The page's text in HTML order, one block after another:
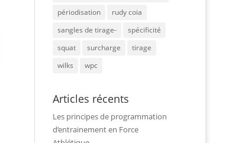
périodisation
rudy coia
sangles de tirage-
spécificité
squat
surcharge
tirage
wilks
wpc
Articles récents
Les principes de programmation
d’entrainement en Force